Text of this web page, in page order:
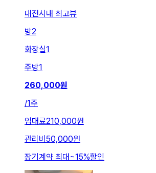
대전시내 최고뷰
방2
화장실1
주방1
260,000원
/1주
임대료210,000원
관리비 50,000원
장기계약 최대~15%할인